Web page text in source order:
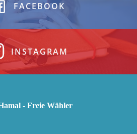
FACEBOOK
INSTAGRAM
- Freie Wähler